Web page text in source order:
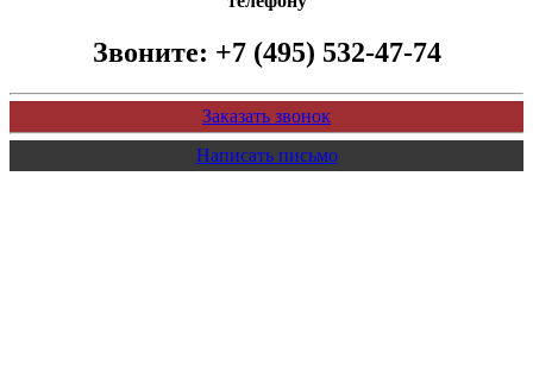
Звоните: +7 (495) 532-47-74
Заказать звонок
Написать письмо